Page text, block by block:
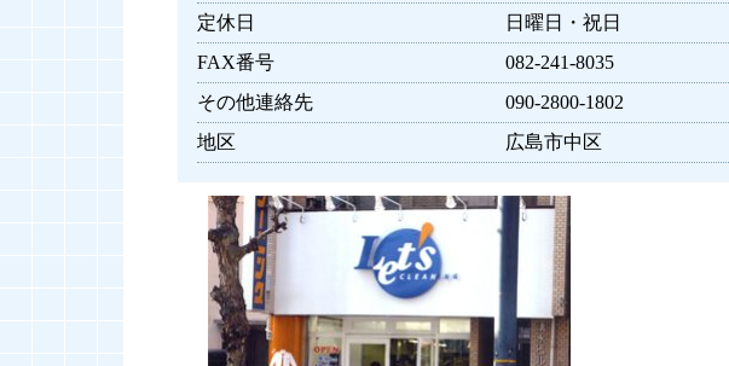
定休日
日曜日・祝日
FAX番号
082-241-8035
その他連絡先
090-2800-1802
地区
広島市中区